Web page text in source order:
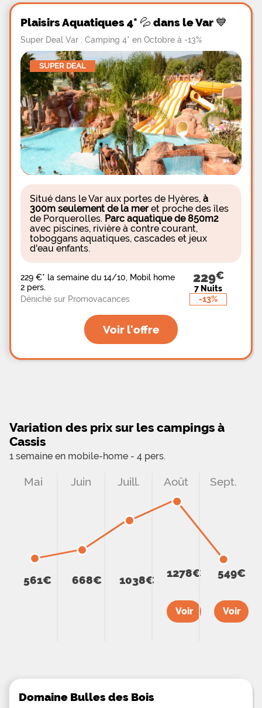
Plaisirs Aquatiques 4* 💦 dans le Var 💙
Super Deal Var : Camping 4* en Octobre à -13%
SUPER DEAL
Situé dans le Var aux portes de Hyères, à
300m seulement de la meret proche des îles
de Porquerolles. Parc aquatique de 850m2
avec piscines, rivière à contre courant,
toboggans aquatiques, cascades et jeux
d'eau enfants.
229 €* la semaine du 14/10, Mobil home
2 pers.
Déniché sur Promovacances
229
7 Nuits
-13%
Voir l'offre
Variation des prix sur les campings à
Cassis
1 semaine en mobile-home - 4 pers.
Mai
561€
Juin
668€
Juill.
1038€
Août
1278€
Voir
Sept.
549€
Voir
Domaine Bulles des Bois